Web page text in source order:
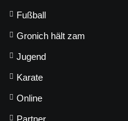
Fußball
Gronich hält zam
Jugend
Karate
Online